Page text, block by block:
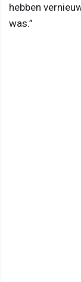
hebben
was.”